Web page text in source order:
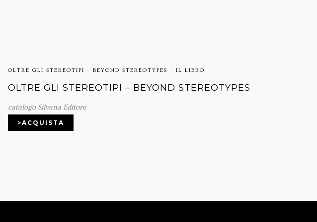
OLTRE GLI STEREOTIPI – BEYOND STEREOTYPES – IL LIBRO
OLTRE GLI STEREOTIPI – BEYOND STEREOTYPES
catalogo Silvana Editore
>ACQUISTA